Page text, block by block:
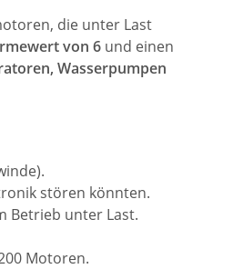
die unter Last
von 6 und einen
Wasserpumpen
stören könnten.
Betrieb unter Last.
Motoren.